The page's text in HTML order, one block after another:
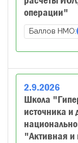
операции"
Баллов НМО:
2.9.2026
Школа
источника
"Активная и